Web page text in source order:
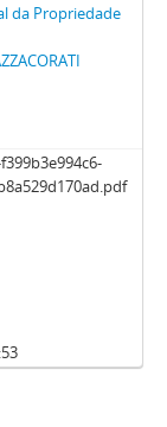
da Propriedade